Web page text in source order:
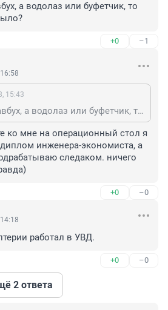
а водолаз или буфетчик, то
+0 –1
15:43
А если бы не главбух, а водолаз или буфетчик, то вопросов бы не было?
ко мне на операционный стол я
инженера-экономиста, а
следаком. ничего
+0 –0
работал в УВД.
+0 –0
2 ответа